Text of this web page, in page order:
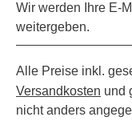
Wir werden Ihre E-
weitergeben.
Alle Preise inkl.
Versandkosten und
nicht anders